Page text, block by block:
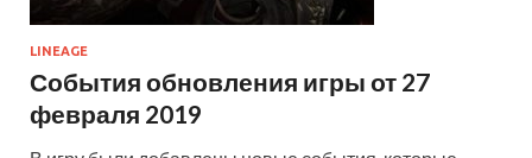
LINEAGE
События обновления игры от 27
февраля 2019